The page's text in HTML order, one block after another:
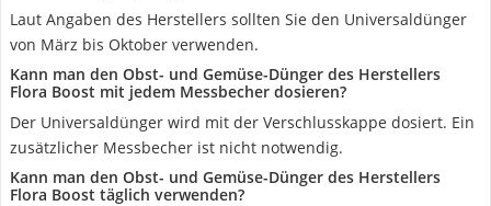
Laut Angaben des Herstellers sollten Sie den Universaldünger
von März bis Oktober verwenden.
Kann man den Obst- und Gemüse-Dünger des Herstellers
Flora Boost mit jedem Messbecher dosieren?
Der Universaldünger wird mit der Verschlusskappe dosiert. Ein
zusätzlicher Messbecher ist nicht notwendig.
Kann man den Obst- und Gemüse-Dünger des Herstellers
Flora Boost täglich verwenden?